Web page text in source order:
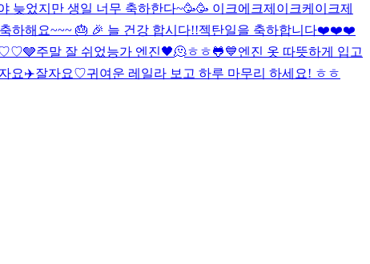
늦었지만 생일 너무 축하한다~🥳🥳 이크에크제이크케이크제
하해요~~~ 🎂 🎉 늘 건강 합시다!!젝탄일을 축하합니다❤️❤️❤️
♡♡🩶주말 잘 쉬었능가 엔진🖤🫠ㅎㅎ🐸💙엔진 옷 따뜻하게 입고
요✈️잘자요♡귀여운 레일라 보고 하루 마무리 하세요! ㅎㅎ